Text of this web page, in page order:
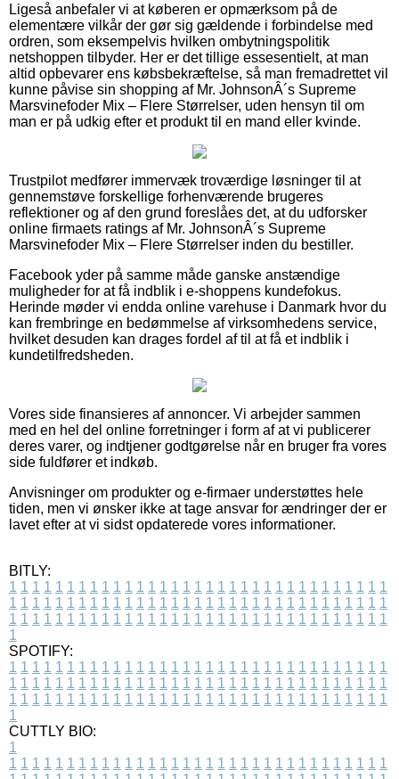
Ligeså anbefaler vi at køberen er opmærksom på de
elementære vilkår der gør sig gældende i forbindelse med
ordren, som eksempelvis hvilken ombytningspolitik
netshoppen tilbyder. Her er det tillige essesentielt, at man
altid opbevarer ens købsbekræftelse, så man fremadrettet vil
kunne påvise sin shopping af Mr. JohnsonÂ´s Supreme
Marsvinefoder Mix – Flere Størrelser, uden hensyn til om
man er på udkig efter et produkt til en mand eller kvinde.
Trustpilot medfører immervæk troværdige løsninger til at
gennemstøve forskellige forhenværende brugeres
reflektioner og af den grund foreslåes det, at du udforsker
online firmaets ratings af Mr. JohnsonÂ´s Supreme
Marsvinefoder Mix – Flere Størrelser inden du bestiller.
Facebook yder på samme måde ganske anstændige
muligheder for at få indblik i e-shoppens kundefokus.
Herinde møder vi endda online varehuse i Danmark hvor du
kan frembringe en bedømmelse af virksomhedens service,
hvilket desuden kan drages fordel af til at få et indblik i
kundetilfredsheden.
Vores side finansieres af annoncer. Vi arbejder sammen
med en hel del online forretninger i form af at vi publicerer
deres varer, og indtjener godtgørelse når en bruger fra vores
side fuldfører et indkøb.
Anvisninger om produkter og e-firmaer understøttes hele
tiden, men vi ønsker ikke at tage ansvar for ændringer der er
lavet efter at vi sidst opdaterede vores informationer.
BITLY:
1 1 1 1 1 1 1 1 1 1 1 1 1 1 1 1 1 1 1 1 1 1 1 1 1 1 1 1 1 1 1 1 1
1 1 1 1 1 1 1 1 1 1 1 1 1 1 1 1 1 1 1 1 1 1 1 1 1 1 1 1 1 1 1 1 1
1 1 1 1 1 1 1 1 1 1 1 1 1 1 1 1 1 1 1 1 1 1 1 1 1 1 1 1 1 1 1 1 1
1
SPOTIFY:
1 1 1 1 1 1 1 1 1 1 1 1 1 1 1 1 1 1 1 1 1 1 1 1 1 1 1 1 1 1 1 1 1
1 1 1 1 1 1 1 1 1 1 1 1 1 1 1 1 1 1 1 1 1 1 1 1 1 1 1 1 1 1 1 1 1
1 1 1 1 1 1 1 1 1 1 1 1 1 1 1 1 1 1 1 1 1 1 1 1 1 1 1 1 1 1 1 1 1
1
CUTTLY BIO:
1
1 1 1 1 1 1 1 1 1 1 1 1 1 1 1 1 1 1 1 1 1 1 1 1 1 1 1 1 1 1 1 1 1